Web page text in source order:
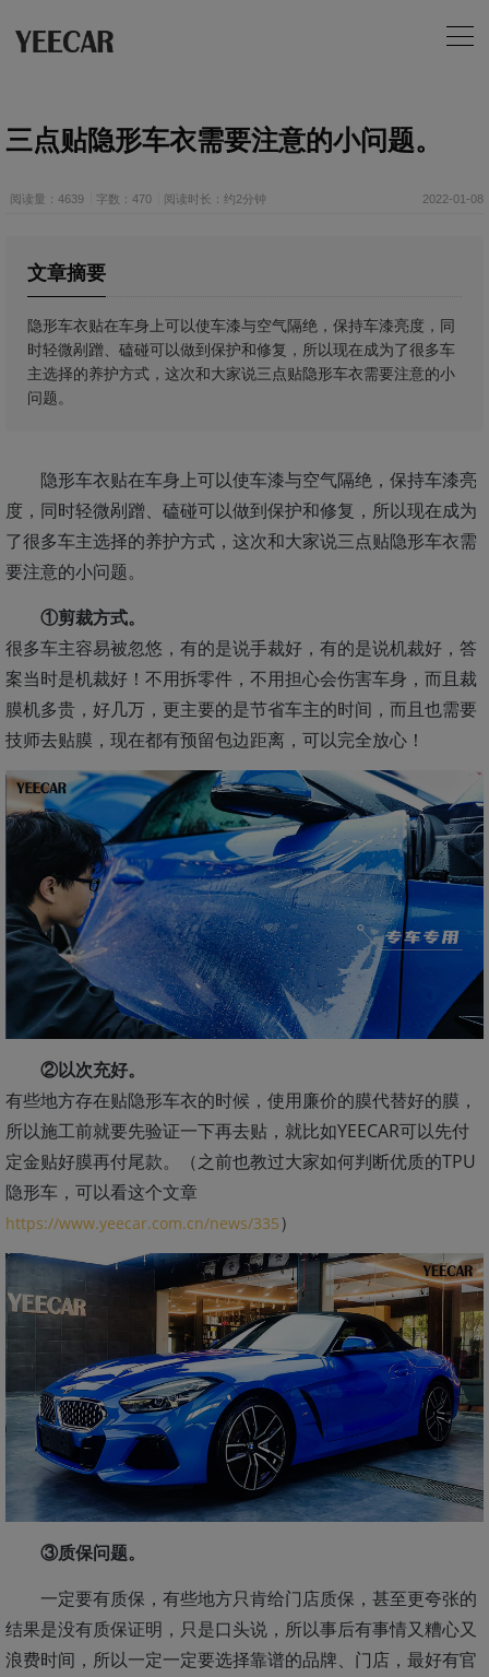
三点贴隐形车衣需要注意的小问题。
阅读量：4639 字数：470 阅读时长：约2分钟 2022-01-08
文章摘要
​隐形车衣贴在车身上可以使车漆与空气隔绝，保持车漆亮度，同
时轻微剐蹭、磕碰可以做到保护和修复，所以现在成为了很多车
主选择的养护方式，这次和大家说三点贴隐形车衣需要注意的小
问题。
隐形车衣贴在车身上可以使车漆与空气隔绝，保持车漆亮
度，同时轻微剐蹭、磕碰可以做到保护和修复，所以现在成为
了很多车主选择的养护方式，这次和大家说三点贴隐形车衣需
要注意的小问题。
①剪裁方式。
很多车主容易被忽悠，有的是说手裁好，有的是说机裁好，答
案当时是机裁好！不用拆零件，不用担心会伤害车身，而且裁
膜机多贵，好几万，更主要的是节省车主的时间，而且也需要
技师去贴膜，现在都有预留包边距离，可以完全放心！
②以次充好。
有些地方存在贴隐形车衣的时候，使用廉价的膜代替好的膜，
所以施工前就要先验证一下再去贴，就比如YEECAR可以先付
定金贴好膜再付尾款。（之前也教过大家如何判断优质的TPU
隐形车，可以看这个文章
https://www.yeecar.com.cn/news/335）
③质保问题。
一定要有质保，有些地方只肯给门店质保，甚至更夸张的
结果是没有质保证明，只是口头说，所以事后有事情又糟心又
浪费时间，所以一定一定要选择靠谱的品牌、门店，最好有官